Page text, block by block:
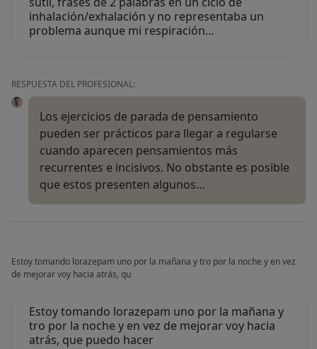
inhalación/exhalación y no representaba un
problema aunque mi respiración…
RESPUESTA DEL PROFESIONAL:
Los ejercicios de parada de pensamiento
pueden ser prácticos para llegar a regularse
cuando aparecen pensamientos más
recurrentes e incisivos. No obstante es posible
que estos presenten algunos…
Estoy tomando lorazepam uno por la mañana y tro por la noche y en vez
de mejorar voy hacia atrás, qu
Estoy tomando lorazepam uno por la mañana y
tro por la noche y en vez de mejorar voy hacia
atrás, que puedo hacer